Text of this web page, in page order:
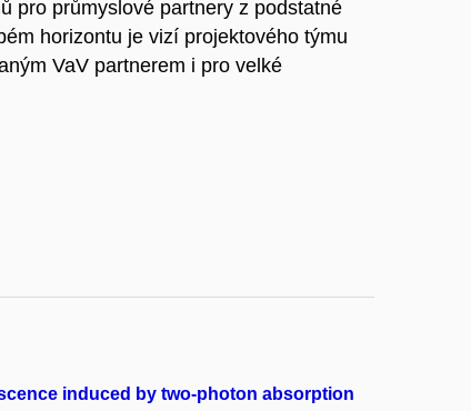
pro průmyslové partnery z podstatné
horizontu je vizí projektového týmu
VaV partnerem i pro velké
induced by two-photon absorption